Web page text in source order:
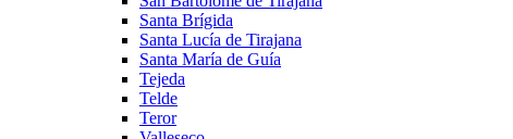
Santa Brígida
Santa Lucía de Tirajana
Santa María de Guía
Tejeda
Telde
Teror